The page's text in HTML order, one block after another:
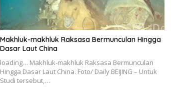
Makhluk-makhluk Raksasa Bermunculan Hingga
Dasar Laut China
loading… Makhluk-makhluk Raksasa Bermunculan
Hingga Dasar Laut China. Foto/ Daily BEIJING – Untuk
Studi tersebut,…